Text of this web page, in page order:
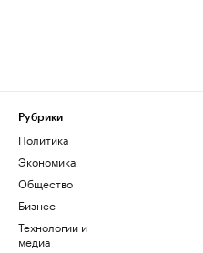
Рубрики
Политика
Экономика
Общество
Бизнес
Технологии и
медиа